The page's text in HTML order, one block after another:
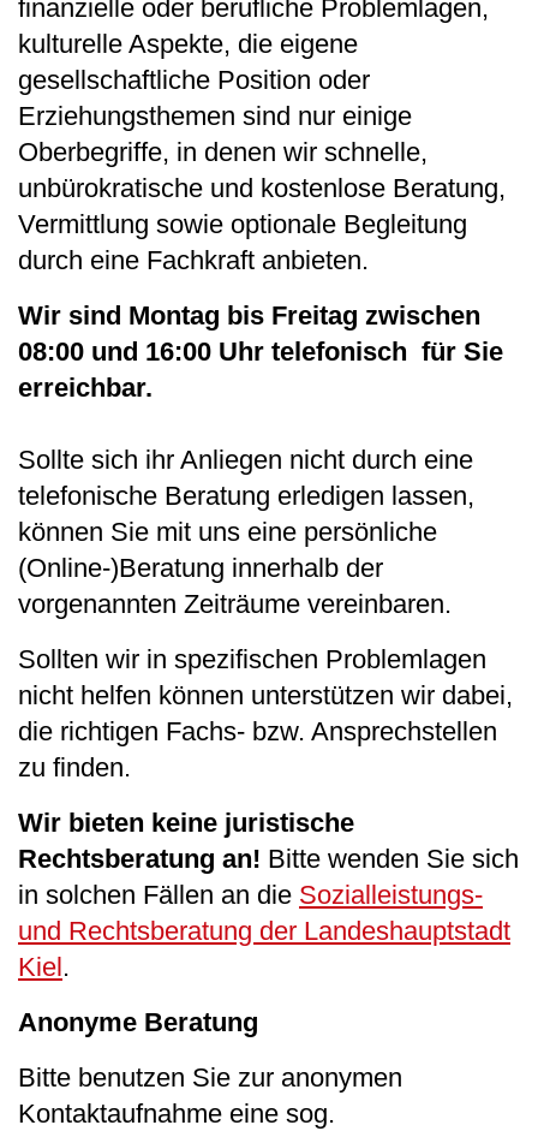
finanzielle oder berufliche Problemlagen,
kulturelle Aspekte, die eigene
gesellschaftliche Position oder
Erziehungsthemen sind nur einige
Oberbegriffe, in denen wir schnelle,
unbürokratische und kostenlose Beratung,
Vermittlung sowie optionale Begleitung
durch eine Fachkraft anbieten.
Wir sind Montag bis Freitag zwischen
08:00 und 16:00 Uhr telefonisch für Sie
erreichbar.
Sollte sich ihr Anliegen nicht durch eine
telefonische Beratung erledigen lassen,
können Sie mit uns eine persönliche
(Online-)Beratung innerhalb der
vorgenannten Zeiträume vereinbaren.
Sollten wir in spezifischen Problemlagen
nicht helfen können unterstützen wir dabei,
die richtigen Fachs- bzw. Ansprechstellen
zu finden.
Wir bieten keine juristische
Rechtsberatung an! Bitte wenden Sie sich
in solchen Fällen an die Sozialleistungs-
und Rechtsberatung der Landeshauptstadt
Kiel.
Anonyme Beratung
Bitte benutzen Sie zur anonymen
Kontaktaufnahme eine sog.